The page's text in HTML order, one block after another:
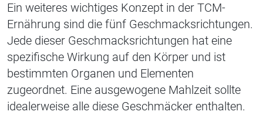
Ein weiteres wichtiges Konzept in der TCM-
Ernährung sind die fünf Geschmacksrichtungen.
Jede dieser Geschmacksrichtungen hat eine
spezifische Wirkung auf den Körper und ist
bestimmten Organen und Elementen
zugeordnet. Eine ausgewogene Mahlzeit sollte
idealerweise alle diese Geschmäcker enthalten.